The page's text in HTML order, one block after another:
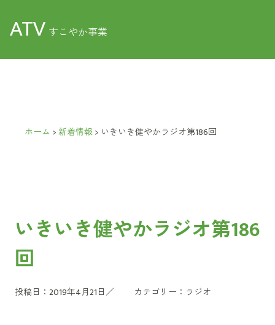
ATV すこやか事業
ホーム >新着情報> いきいき健やかラジオ第186回
いきいき健やかラジオ第186
回
投稿日：2019年4月21日／ カテゴリー： ラジオ